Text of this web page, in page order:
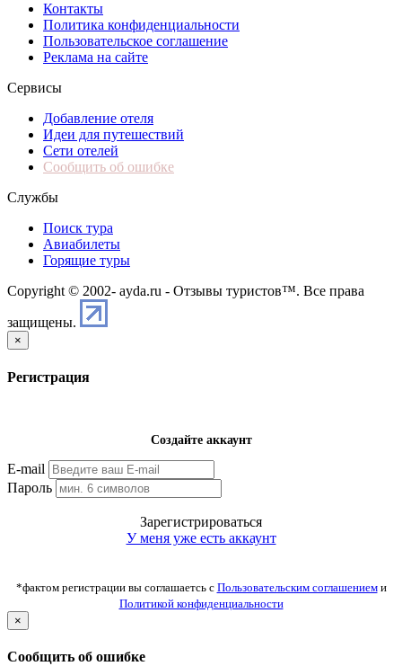
Контакты
Политика конфиденциальности
Пользовательское соглашение
Реклама на сайте
Сервисы
Добавление отеля
Идеи для путешествий
Сети отелей
Сообщить об ошибке
Службы
Поиск тура
Авиабилеты
Горящие туры
Copyright © 2002- ayda.ru - Отзывы туристов™. Все права
защищены.
×
Регистрация
Создайте аккаунт
E-mail
Пароль
Зарегистрироваться
У меня уже есть аккаунт
*фактом регистрации вы соглашаетсь с Пользовательским соглашениеми
Политикой конфиденциальности
×
Сообщить об ошибке